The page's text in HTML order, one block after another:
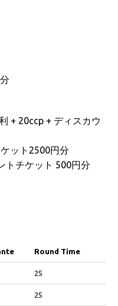
+ 20ccp + ディスカウ
ット2500円分
チケット 500円分
Round Time
25
25